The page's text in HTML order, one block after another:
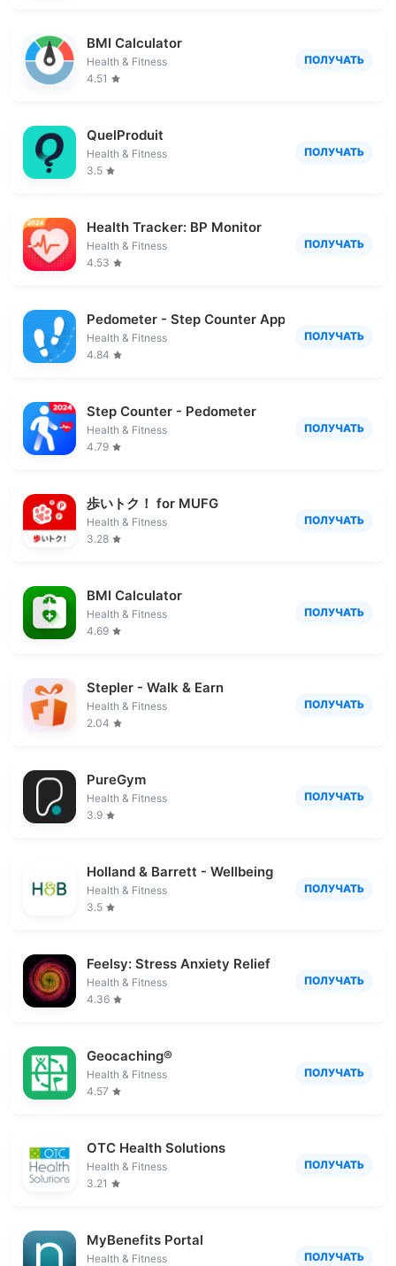
BMI Calculator
Health & Fitness
4.51
ПОЛУЧАТЬ
QuelProduit
Health & Fitness
3.5
ПОЛУЧАТЬ
Health Tracker: BP Monitor
Health & Fitness
4.53
ПОЛУЧАТЬ
Pedometer - Step Counter App
Health & Fitness
4.84
ПОЛУЧАТЬ
Step Counter - Pedometer
Health & Fitness
4.79
ПОЛУЧАТЬ
歩いトク！ for MUFG
Health & Fitness
3.28
ПОЛУЧАТЬ
BMI Calculator
Health & Fitness
4.69
ПОЛУЧАТЬ
Stepler - Walk & Earn
Health & Fitness
2.04
ПОЛУЧАТЬ
PureGym
Health & Fitness
3.9
ПОЛУЧАТЬ
Holland & Barrett - Wellbeing
Health & Fitness
3.5
ПОЛУЧАТЬ
Feelsy: Stress Anxiety Relief
Health & Fitness
4.36
ПОЛУЧАТЬ
Geocaching®
Health & Fitness
4.57
ПОЛУЧАТЬ
OTC Health Solutions
Health & Fitness
3.21
ПОЛУЧАТЬ
MyBenefits Portal
Health & Fitness ПОЛУЧАТЬ